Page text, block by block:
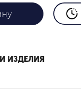
ИЗДЕЛИЯ